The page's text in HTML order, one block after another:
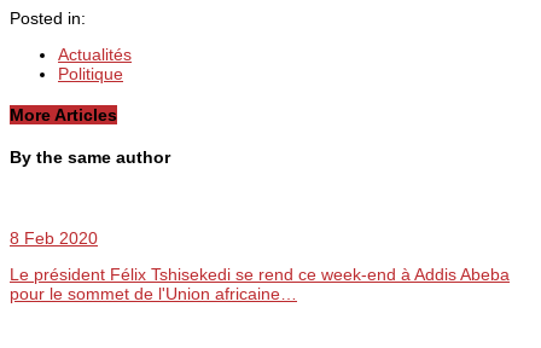
Posted in:
Actualités
Politique
More Articles
By the same author
8 Feb 2020
Le président Félix Tshisekedi se rend ce week-end à Addis Abeba
pour le sommet de l'Union africaine…